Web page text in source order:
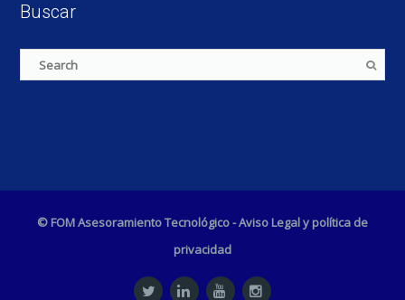
Buscar
© FOM Asesoramiento Tecnológico -Aviso Legal y política de
privacidad